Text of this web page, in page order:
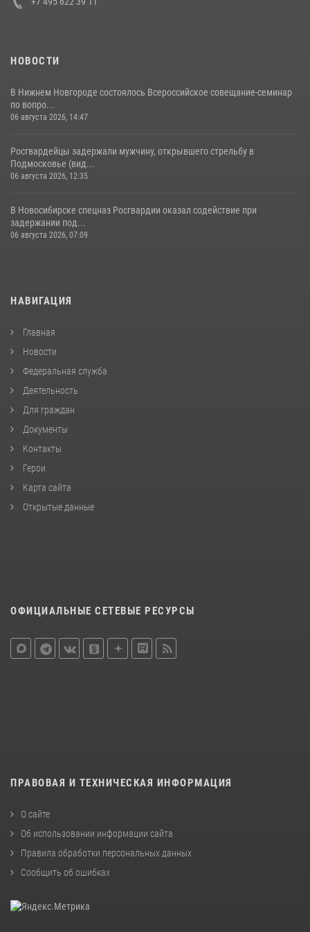
НОВОСТИ
В Нижнем Новгороде состоялось Всероссийское совещание-семинар
по вопро...
06 августа 2026, 14:47
Росгвардейцы задержали мужчину, открывшего стрельбу в
Подмосковье (вид...
06 августа 2026, 12:35
В Новосибирске спецназ Росгвардии оказал содействие при
задержании под...
06 августа 2026, 07:09
НАВИГАЦИЯ
Главная
Новости
Федеральная служба
Деятельность
Для граждан
Документы
Контакты
Герои
Карта сайта
Открытые данные
ОФИЦИАЛЬНЫЕ СЕТЕВЫЕ РЕСУРСЫ
ПРАВОВАЯ И ТЕХНИЧЕСКАЯ ИНФОРМАЦИЯ
О сайте
Об использовании информации сайта
Правила обработки персональных данных
Сообщить об ошибках